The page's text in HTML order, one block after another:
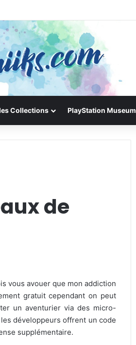
Collections PlayStation Museum
de
vous avouer que mon addiction
gratuit cependant on peut
un aventurier via des micro-
développeurs offrent un code
supplémentaire.